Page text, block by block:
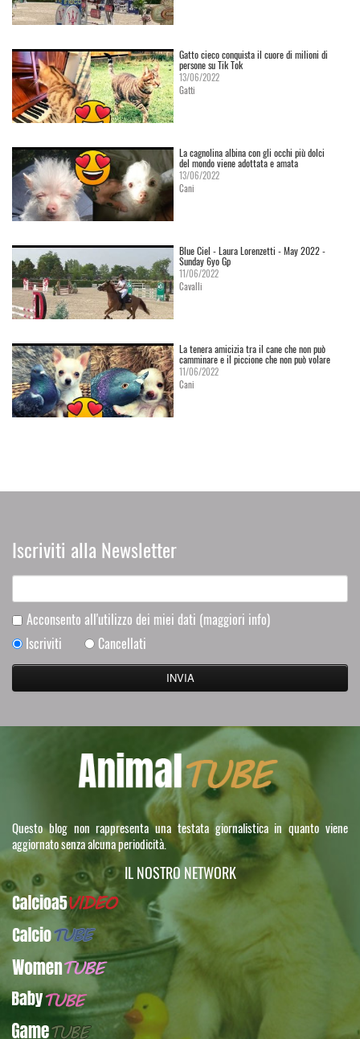
Gatto cieco conquista il cuore di milioni di
persone su Tik Tok
13/06/2022
Gatti
La cagnolina albina con gli occhi più dolci
del mondo viene adottata e amata
13/06/2022
Cani
Blue Ciel - Laura Lorenzetti - May 2022 -
Sunday 6yo Gp
11/06/2022
Cavalli
La tenera amicizia tra il cane che non può
camminare e il piccione che non può volare
11/06/2022
Cani
Iscriviti alla Newsletter
Acconsento all'utilizzo dei miei dati (maggiori info)
Iscriviti
Cancellati
Questo blog non rappresenta una testata giornalistica in quanto viene
aggiornato senza alcuna periodicità.
IL NOSTRO NETWORK
Calcioa5Video
CalcioTUBE
WomenTUBE
BabyTUBE
GameTUBE